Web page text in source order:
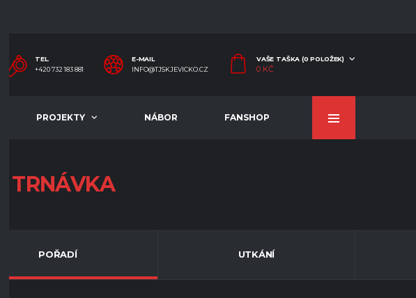
TEL.
+420 732 183 881
E-MAIL
INFO@TJSKJEVICKO.CZ
VAŠE TAŠKA (0 POLOŽEK)
0 KČ
PROJEKTY NÁBOR FANSHOP
TRNÁVKA
POŘADÍ UTKÁNÍ